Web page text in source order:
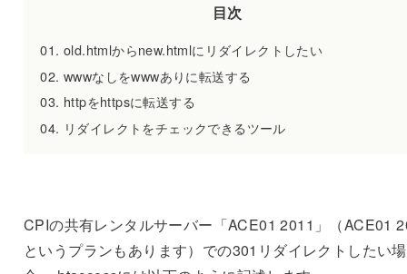
目次
old.htmlからnew.htmlにリダイレクトしたい
wwwなしをwwwありに転送する
httpをhttpsに転送する
リダイレクトをチェックできるツール
CPIの共有レンタルサーバー「ACE01 2011」（ACE01
というプランもあります）での301リダイレクトしたい場